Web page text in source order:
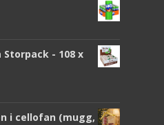
- 108 x
i cellofan (mugg,